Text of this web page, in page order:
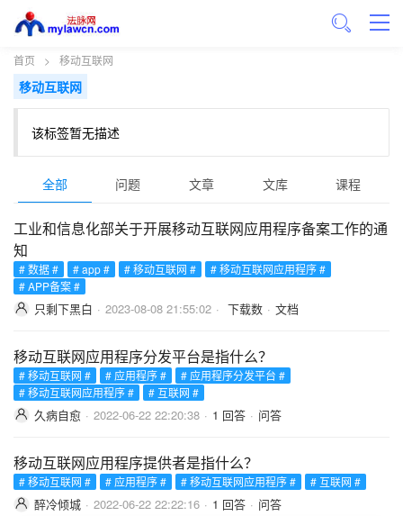
首页 > 移动互联网
移动互联网
该标签暂无描述
全部 问题 文章 文库 课程
工业和信息化部关于开展移动互联网应用程序备案工作的通
知
# 数据 # # app # # 移动互联网 #
# 移动互联网应用程序 #
# APP备案 #
只剩下黑白 · 2023-08-08 21:55:02 · 下载数 · 文档
移动互联网应用程序分发平台是指什么？
# 移动互联网 # # 应用程序 #
# 应用程序分发平台 #
# 移动互联网应用程序 #
# 互联网 #
久病自愈 · 2022-06-22 22:20:38 · 1 回答 · 问答
移动互联网应用程序提供者是指什么？
# 移动互联网 # # 应用程序 # # 移动互联网应用程序 # # 互联网 #
醉冷倾城 · 2022-06-22 22:22:16 · 1 回答 · 问答